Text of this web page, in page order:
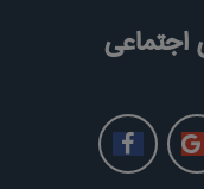
اجتماعی